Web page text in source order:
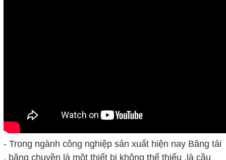
- Trong ngành công nghiệp sản xuất hiện nay Băng tải
, băng chuyền là một thiết bị không thể thiếu ,là cầu